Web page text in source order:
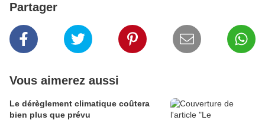
Partager
Vous aimerez aussi
Le dérèglement climatique coûtera
bien plus que prévu